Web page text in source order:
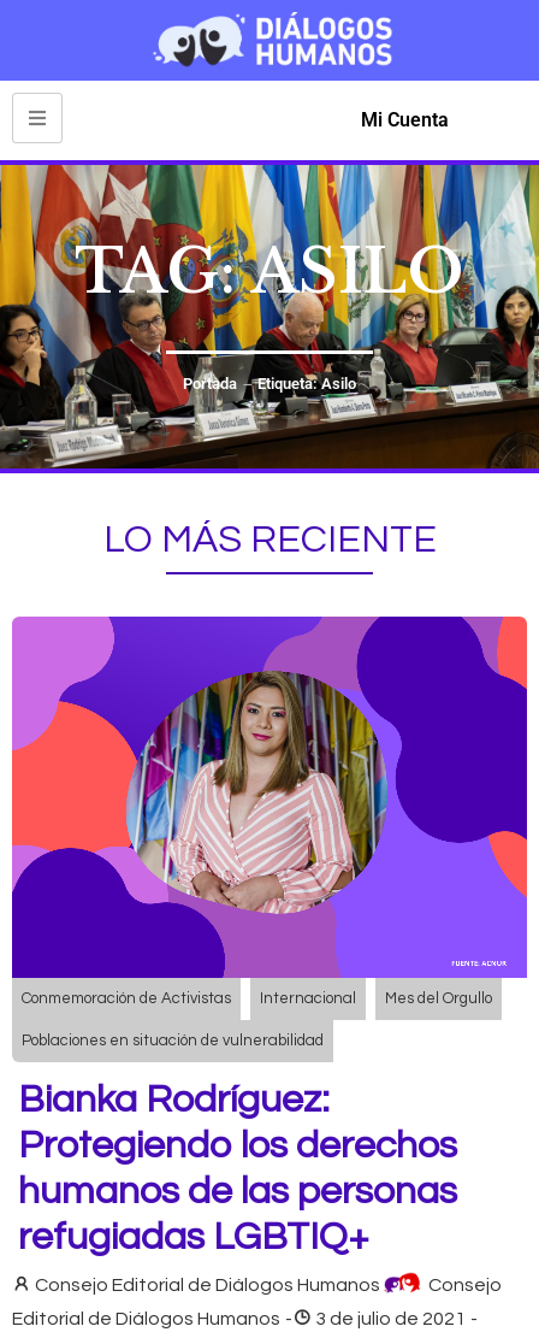
Mi Cuenta
TAG: ASILO
Portada Etiqueta: Asilo
LO MÁS RECIENTE
Conmemoración de Activistas Internacional Mes del Orgullo
Poblaciones en situación de vulnerabilidad
Bianka Rodríguez:
Protegiendo los derechos
humanos de las personas
refugiadas LGBTIQ+
Consejo Editorial de Diálogos Humanos
Consejo
Editorial de Diálogos Humanos - 3 de julio de 2021 -